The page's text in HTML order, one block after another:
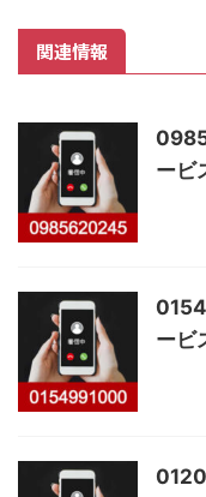
関連情報
ービ
ービ